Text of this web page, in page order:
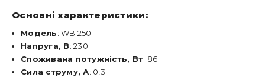
Основні характеристики:
Модель: WB 250
Напруга, В: 230
Споживана потужність, Вт: 86
Сила струму, А: 0,3